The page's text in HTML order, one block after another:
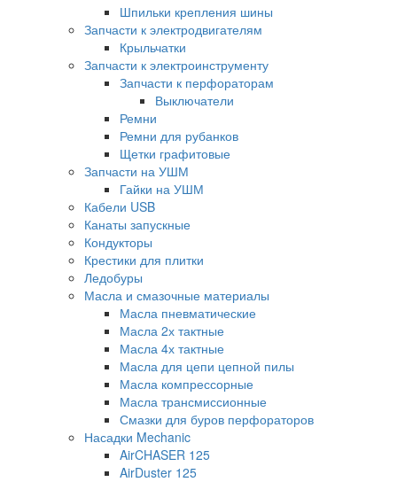
Шпильки крепления шины
Запчасти к электродвигателям
Крыльчатки
Запчасти к электроинструменту
Запчасти к перфораторам
Выключатели
Ремни
Ремни для рубанков
Щетки графитовые
Запчасти на УШМ
Гайки на УШМ
Кабели USB
Канаты запускные
Кондукторы
Крестики для плитки
Ледобуры
Масла и смазочные материалы
Масла пневматические
Масла 2х тактные
Масла 4х тактные
Масла для цепи цепной пилы
Масла компрессорные
Масла трансмиссионные
Смазки для буров перфораторов
Насадки Mechanic
AirCHASER 125
AirDuster 125